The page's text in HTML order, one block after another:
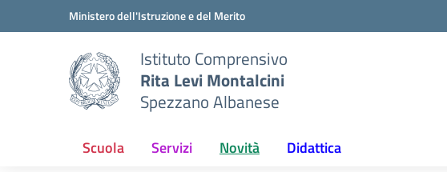
Vai ai contenuti
Vai al menu di navigazioneMinistero dell'Istruzione e del Merito
Istituto Comprensivo
Rita Levi Montalcini
Spezzano Albanese
Scuola Servizi Novità Didattica